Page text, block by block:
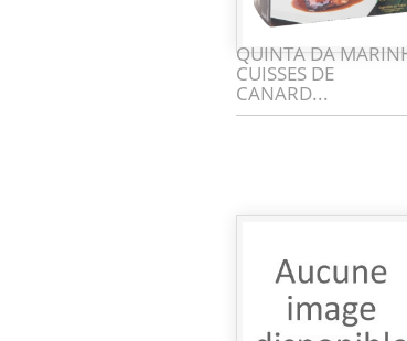
QUINTA DA
CUISSES DE
CANARD...